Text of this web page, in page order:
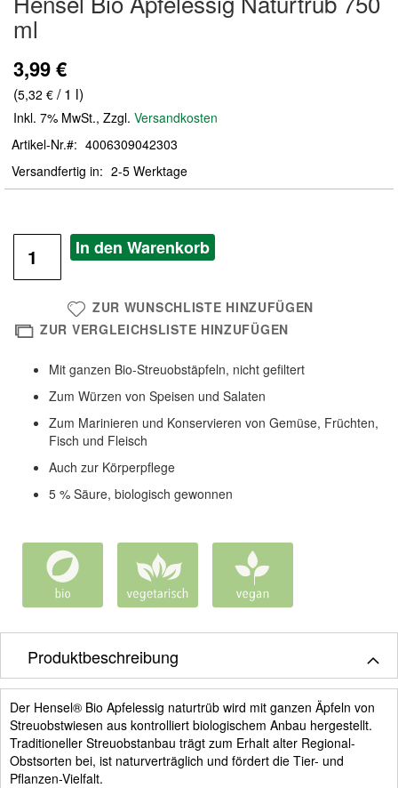
der
Bildergalerie
ml
3,99 €
(5,32 € / 1 l)
Inkl. 7% MwSt., Zzgl. Versandkosten
Artikel-Nr.
4006309042303
Versandfertig in
2-5 Werktage
In den Warenkorb
ZUR WUNSCHLISTE HINZUFÜGEN
ZUR VERGLEICHSLISTE HINZUFÜGEN
Mit ganzen Bio-Streuobstäpfeln, nicht gefiltert
Zum Würzen von Speisen und Salaten
Zum Marinieren und Konservieren von Gemüse, Früchten,
Fisch und Fleisch
Auch zur Körperpflege
5 % Säure, biologisch gewonnen
Produktbeschreibung
Der Hensel® Bio Apfelessig naturtrüb wird mit ganzen Äpfeln von
Streuobstwiesen aus kontrolliert biologischem Anbau hergestellt.
Traditioneller Streuobstanbau trägt zum Erhalt alter Regional-
Obstsorten bei, ist naturverträglich und fördert die Tier- und
Pflanzen-Vielfalt.